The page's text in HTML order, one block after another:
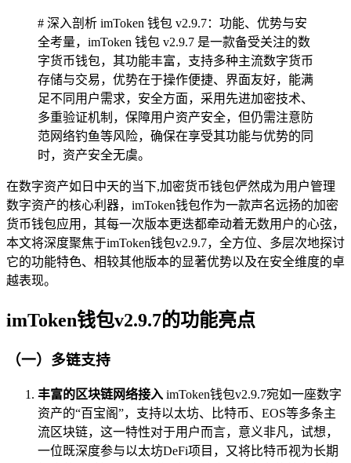
# 深入剖析 imToken 钱包 v2.9.7：功能、优势与安
全考量，imToken 钱包 v2.9.7 是一款备受关注的数
字货币钱包，其功能丰富，支持多种主流数字货币
存储与交易，优势在于操作便捷、界面友好，能满
足不同用户需求，安全方面，采用先进加密技术、
多重验证机制，保障用户资产安全，但仍需注意防
范网络钓鱼等风险，确保在享受其功能与优势的同
时，资产安全无虞。
在数字资产如日中天的当下,加密货币钱包俨然成为用户管理
数字资产的核心利器，imToken钱包作为一款声名远扬的加密
货币钱包应用，其每一次版本更迭都牵动着无数用户的心弦，
本文将深度聚焦于imToken钱包v2.9.7，全方位、多层次地探讨
它的功能特色、相较其他版本的显著优势以及在安全维度的卓
越表现。
imToken钱包v2.9.7的功能亮点
（一）多链支持
丰富的区块链网络接入 imToken钱包v2.9.7宛如一座数字
资产的“百宝阁”，支持以太坊、比特币、EOS等多条主
流区块链，这一特性对于用户而言，意义非凡，试想，
一位既深度参与以太坊DeFi项目，又将比特币视为长期